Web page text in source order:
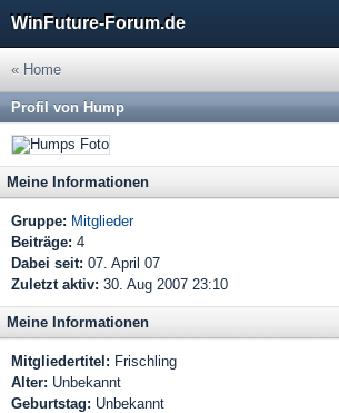
WinFuture-Forum.de
« Home
Profil von Hump
Meine Informationen
Gruppe: Mitglieder
Beiträge: 4
Dabei seit: 07. April 07
Zuletzt aktiv: 30. Aug 2007 23:10
Meine Informationen
Mitgliedertitel: Frischling
Alter: Unbekannt
Geburtstag: Unbekannt